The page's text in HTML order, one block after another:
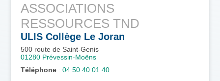
ASSOCIATIONS
RESSOURCES TND
ULIS Collège Le Joran
500 route de Saint-Genis
01280 Prévessin-Moëns
Téléphone : 04 50 40 01 40